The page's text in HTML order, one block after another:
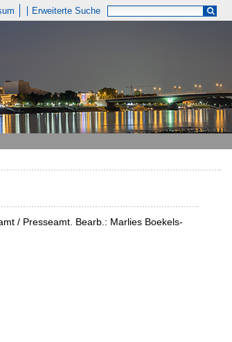
Erweiterte Suche
/ Presseamt. Bearb.: Marlies Boekels-